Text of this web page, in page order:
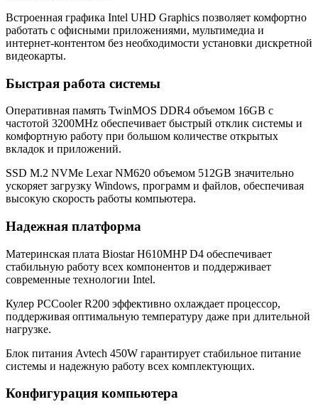
Встроенная графика Intel UHD Graphics позволяет комфортно
работать с офисными приложениями, мультимедиа и
интернет-контентом без необходимости установки дискретной
видеокарты.
Быстрая работа системы
Оперативная память TwinMOS DDR4 объемом 16GB с
частотой 3200MHz обеспечивает быстрый отклик системы и
комфортную работу при большом количестве открытых
вкладок и приложений.
SSD M.2 NVMe Lexar NM620 объемом 512GB значительно
ускоряет загрузку Windows, программ и файлов, обеспечивая
высокую скорость работы компьютера.
Надежная платформа
Материнская плата Biostar H610MHP D4 обеспечивает
стабильную работу всех компонентов и поддерживает
современные технологии Intel.
Кулер PCCooler R200 эффективно охлаждает процессор,
поддерживая оптимальную температуру даже при длительной
нагрузке.
Блок питания Avtech 450W гарантирует стабильное питание
системы и надежную работу всех комплектующих.
Конфигурация компьютера